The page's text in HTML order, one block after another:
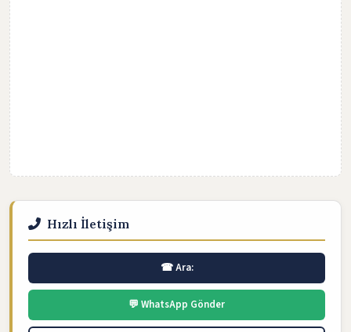
Hızlı İletişim
☎ Ara:
💬 WhatsApp Gönder